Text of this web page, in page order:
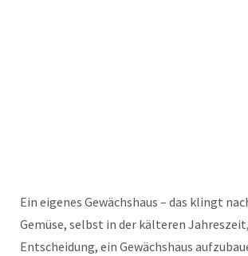
Ein eigenes Gewächshaus – das klingt
Gemüse, selbst in der kälteren
Entscheidung, ein Gewächshaus